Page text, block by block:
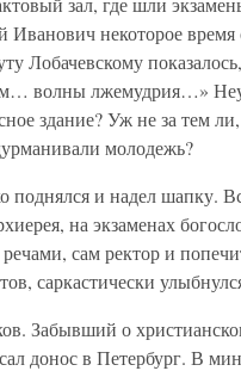
некоторое время
Лобачевскому
волны лжемудрия…»
здание? Уж не за тем
молодежь?
поднялся и надел шапку.
на экзаменах
сам ректор и
саркастически
Забывший о
донос в Петербург. В